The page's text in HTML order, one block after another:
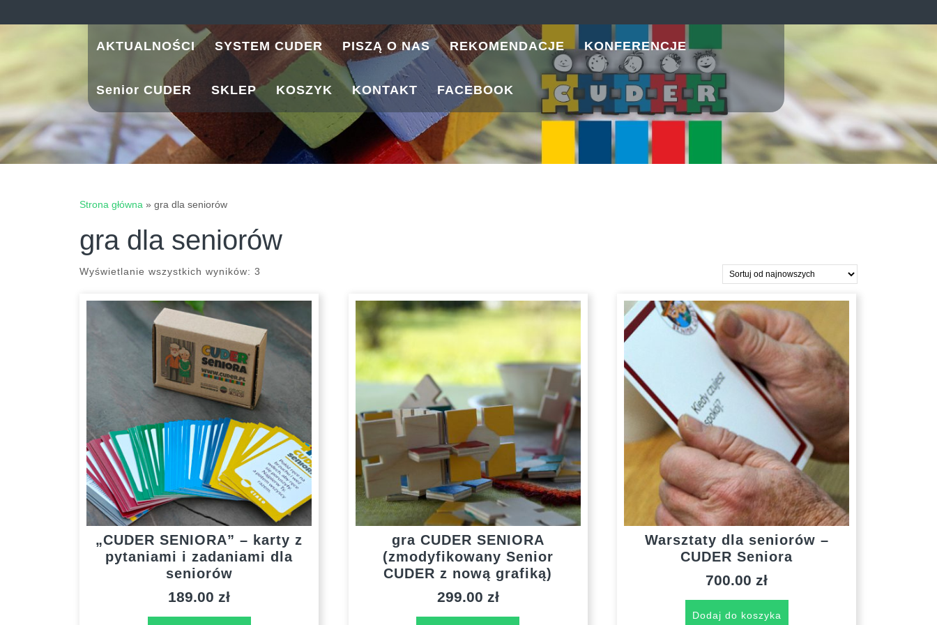
AKTUALNOŚCI SYSTEM CUDER PISZĄ O NAS REKOMENDACJE KONFERENCJE
Senior CUDER SKLEP KOSZYK KONTAKT FACEBOOK
Strona główna » gra dla seniorów
gra dla seniorów
Wyświetlanie wszystkich wyników: 3
najnowszych
„CUDER SENIORA” – karty z
pytaniami i zadaniami dla
seniorów
189.00zł
gra CUDER SENIORA
(zmodyfikowany Senior
CUDER z nową grafiką)
299.00 zł
Warsztaty dla seniorów –
CUDER Seniora
700.00zł
Dodaj do koszyka